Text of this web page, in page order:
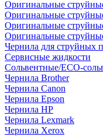
Оригинальные
Оригинальные
Оригинальные
Оригинальные
Чернила для струйных
Сервисные жидкости
Сольвентные/ECO-
Чернила Brother
Чернила Canon
Чернила Epson
Чернила HP
Чернила Lexmark
Чернила Xerox